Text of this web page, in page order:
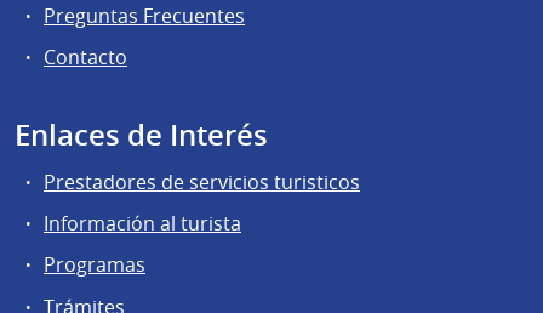
Preguntas Frecuentes
Contacto
Enlaces de Interés
Prestadores de servicios turisticos
Información al turista
Programas
Trámites